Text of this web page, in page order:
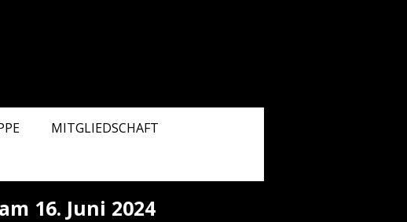
MITGLIEDSCHAFT
16. Juni 2024